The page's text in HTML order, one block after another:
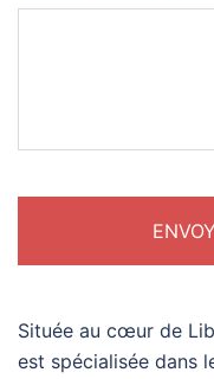
Située au cœur de
est spécialisée dans